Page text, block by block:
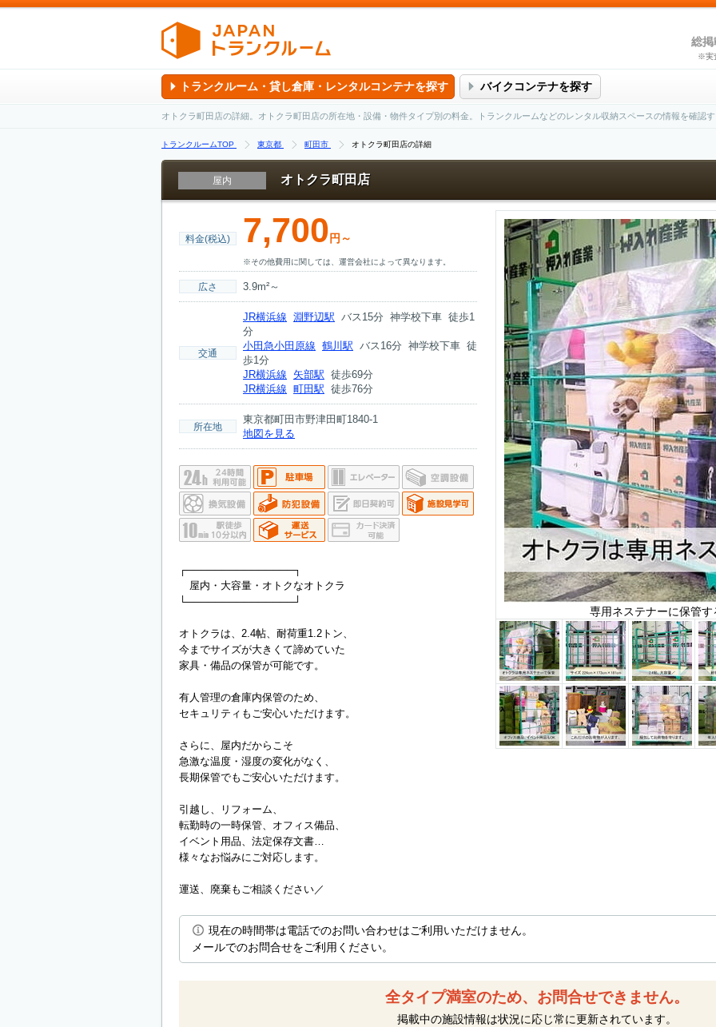
総
※実
トランクルーム・貸し倉庫・レンタルコンテナを探す バイクコンテナを探す
オトクラ町田店の詳細。オトクラ町田店の所在地・設備・物件タイプ別の料金。トランクルームなどのレンタル収納スペースの情報を確認
トランクルームTOP 東京都 町田市 オトクラ町田店の詳細
屋内 オトクラ町田店
専用ネステナーに保管
料金(税込) 7,700 円～
※その他費用に関しては、運営会社によって異なります。
広さ 3.9m²～
交通
JR横浜線 淵野辺駅 バス15分 神学校下車 徒歩1
分
小田急小田原線 鶴川駅 バス16分 神学校下車 徒
歩1分
JR横浜線
矢部駅 徒歩69分
JR横浜線 町田駅 徒歩76分
所在地
東京都町田市野津田町1840-1
地図を見る
┌───────────────┐
屋内・大容量・オトクなオトクラ
└───────────────┘
オトクラは、2.4帖、耐荷重1.2トン、
今までサイズが大きくて諦めていた
家具・備品の保管が可能です。
有人管理の倉庫内保管のため、
セキュリティもご安心いただけます。
さらに、屋内だからこそ
急激な温度・湿度の変化がなく、
長期保管でもご安心いただけます。
引越し、リフォーム、
転勤時の一時保管、オフィス備品、
イベント用品、法定保存文書…
様々なお悩みにご対応します。
運送、廃棄もご相談ください／
現在の時間帯は電話でのお問い合わせはご利用いただけません。
メールでのお問合せをご利用ください。
全タイプ満室のため、お問合せできません。
掲載中の施設情報は状況に応じ常に更新されています。